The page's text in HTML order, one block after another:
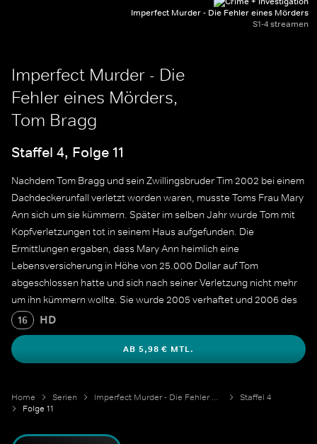
Imperfect Murder - Die Fehler eines Mörders
S1-4 streamen
Imperfect Murder - Die
Fehler eines Mörders,
Tom Bragg
Staffel 4, Folge 11
Nachdem Tom Bragg und sein Zwillingsbruder Tim 2002 bei einem
Dachdeckerunfall verletzt worden waren, musste Toms Frau Mary
Ann sich um sie kümmern. Später im selben Jahr wurde Tom mit
Kopfverletzungen tot in seinem Haus aufgefunden. Die
Ermittlungen ergaben, dass Mary Ann heimlich eine
Lebensversicherung in Höhe von 25.000 Dollar auf Tom
abgeschlossen hatte und sich nach seiner Verletzung nicht mehr
um ihn kümmern wollte. Sie wurde 2005 verhaftet und 2006 des
Mordes an Tom für schuldig befunden. Sie erhielt eine lebenslange
Haftstrafe plus 20 Jahre für schwere Körperverletzung.
16 HD
AB 5,98 € MTL.
Home Serien Imperfect Murder - Die Fehler eines Mörders
Staffel 4
Folge 11